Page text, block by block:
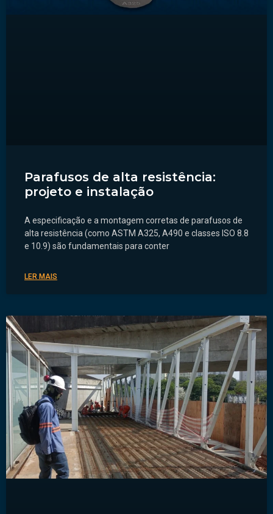
Parafusos de alta resistência:
projeto e instalação
A especificação e a montagem corretas de parafusos de
alta resistência (como ASTM A325, A490 e classes ISO 8.8
e 10.9) são fundamentais para conter
LER MAIS